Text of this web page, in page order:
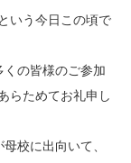
いう今日この頃で
の皆様のご参加
らためてお礼申し
校に出向いて、